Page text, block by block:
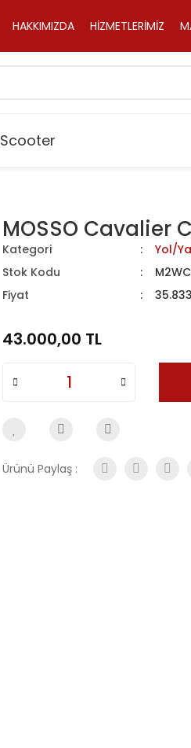
HAKKIMIZDA HİZMETLERİMİZ
Scooter
MOSSO Cavalier
Kategori
Yol/
Stok Kodu
Fiyat
43.000,00 TL
Ürünü Paylaş :